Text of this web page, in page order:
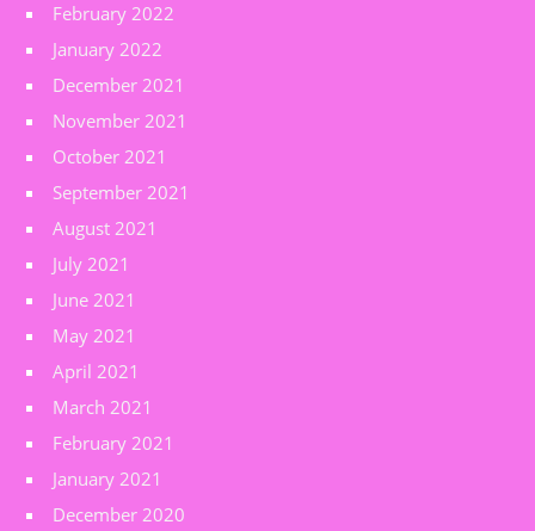
February 2022
January 2022
December 2021
November 2021
October 2021
September 2021
August 2021
July 2021
June 2021
May 2021
April 2021
March 2021
February 2021
January 2021
December 2020